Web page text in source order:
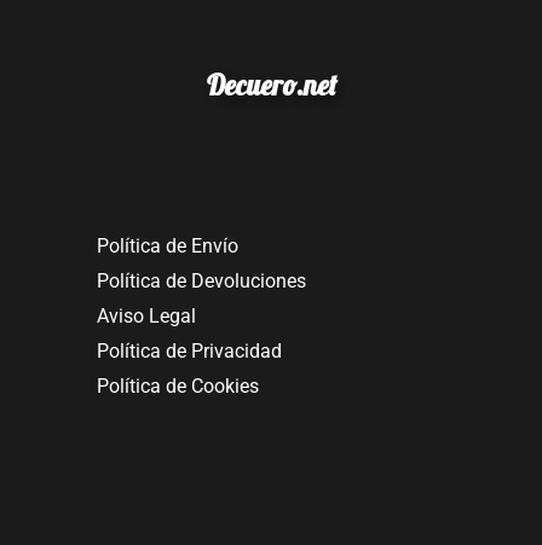
Decuero.net
Política de Envío
Política de Devoluciones
Aviso Legal
Política de Privacidad
Política de Cookies